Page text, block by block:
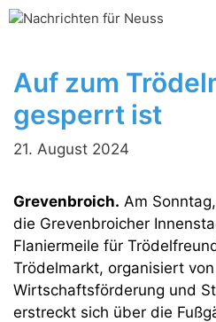
Zum
Auf zum
gesperrt ist
21. August 2024
Grevenbroich. Am
die Grevenbroicher
Flaniermeile für
Trödelmarkt, organisiert
Wirtschaftsförderung und
erstreckt sich über die